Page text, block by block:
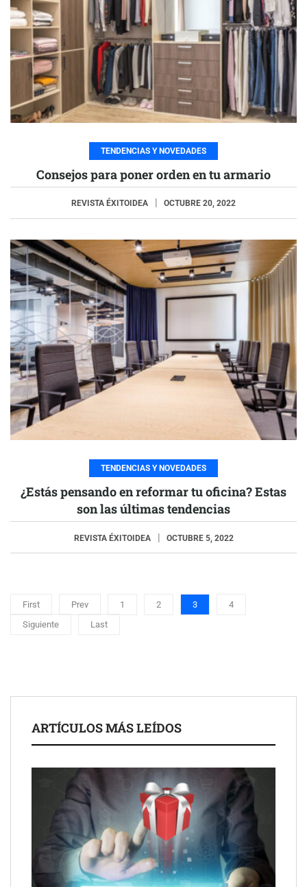
TENDENCIAS Y NOVEDADES
Consejos para poner orden en tu armario
REVISTA ÉXITOIDEA OCTUBRE 20, 2022
TENDENCIAS Y NOVEDADES
¿Estás pensando en reformar tu oficina? Estas
son las últimas tendencias
REVISTA ÉXITOIDEA OCTUBRE 5, 2022
First Prev 1 2 3
4
Siguiente
Last
ARTÍCULOS MÁS LEÍDOS